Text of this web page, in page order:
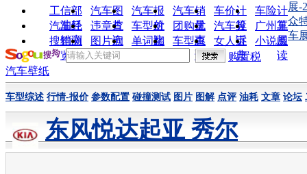
工信部
油耗
汽车图
片
汽车报
价
汽车销
量
车价计
算
车险计
算
汽车经
销商
违章查
询
车型对
比
团购优
惠
汽车投
诉
广州车
展
搜狗浏
览器
图片欣
赏
单词翻
车型查
询
女人宝
典
小说阅
读
展-
众
车
购置税
汽车壁纸
车型综述 行情-报价 参数配置 碰撞测试 图片 图解 点评 油耗 文章 论坛
东风悦达起亚 秀尔